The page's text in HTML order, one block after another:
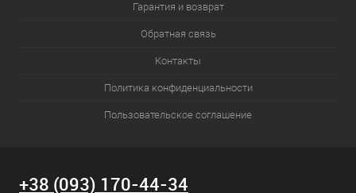
Гарантия и возврат
Обратная связь
Контакты
Политика конфиденциальности
Пользовательское соглашение
+38 (093) 170-44-34